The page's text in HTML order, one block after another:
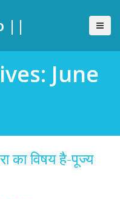
||
June
का विषय है-पूज्य